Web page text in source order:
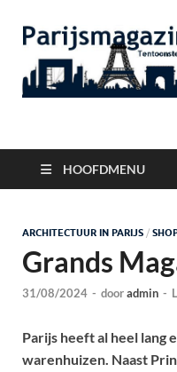
HOOFDMENU
ARCHITECTUUR IN PARIJS /
Grands
31/08/2024 - dooradmin -
Parijs heeft al heel lang
warenhuizen. Naast